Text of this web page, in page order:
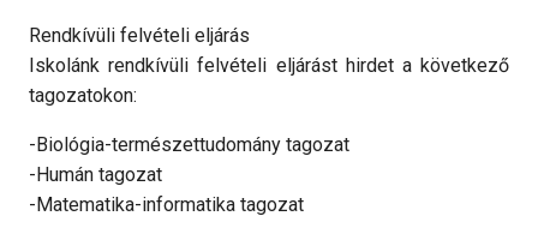
Rendkívüli felvételi eljárás
Iskolánk rendkívüli felvételi eljárást hirdet a következő
tagozatokon:
-Biológia-természettudomány tagozat
-Humán tagozat
-Matematika-informatika tagozat